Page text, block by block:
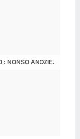
: NONSO ANOZIE.